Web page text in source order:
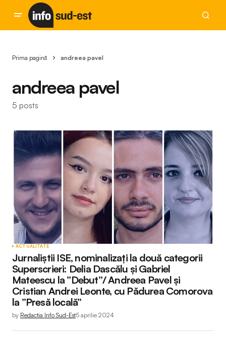
Prima pagină andreea pavel
andreea pavel
5 posts
ACTUALITATE
Jurnaliștii ISE, nominalizați la două categorii
Superscrieri: Delia Dascălu și Gabriel
Mateescu la ”Debut”/ Andreea Pavel și
Cristian Andrei Leonte, cu Pădurea Comorova
la ”Presă locală”
by Redactia Info Sud-Est5 aprilie 2024